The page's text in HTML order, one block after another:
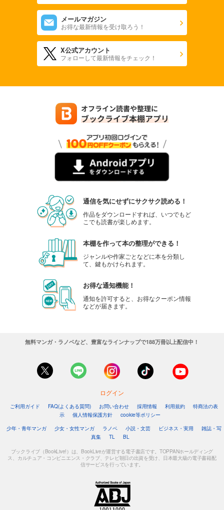
メールマガジン
お得な最新情報を受け取ろう！
X公式アカウント
フォローして最新情報をチェック！
通信を気にせずにサクサク読める！
作品をダウンロードすれば、いつでもど
こでも読書が楽しめます。
本棚を作って本の整理ができる！
ジャンルや作家ごとなどに本を分類し
て、鍵もかけられます。
お得な通知機能！
通知を許可すると、お得なクーポン情報
などが届きます。
無料マンガ・ラノベなど、豊富なラインナップで188万冊以上配信中！
ログイン
ご利用ガイド FAQ(よくある質問) お問い合わせ 採用情報 利用規約
特商法の表
示
個人情報保護方針
cookie等ポリシー
少年・青年マンガ
少女・女性マンガ ラノベ 小説・文芸 ビジネス・実用
雑誌・写
真集
TL BL
ブックライブ（BookLive!）は、BookLiveが運営する電子書店です。TOPPANホールディング
ス、カルチュア・コンビニエンス・クラブ、テレビ朝日の出資を受け、日本最大級の電子書籍配
信サービスを行っています。